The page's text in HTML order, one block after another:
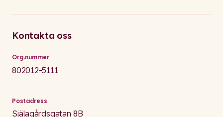
Kontakta oss
Org.nummer
802012-5111
Postadress
Själagårdsgatan 8B